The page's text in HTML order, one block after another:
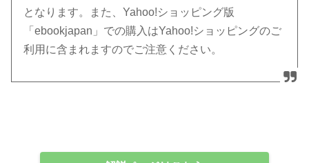
となります。また、Yahoo!ショッピング版
「ebookjapan」での購入はYahoo!ショッピングのご
利用に含まれますのでご注意ください。